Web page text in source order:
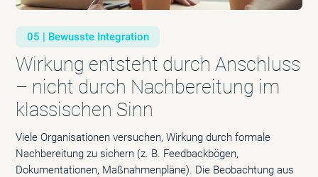
05 | Bewusste Integration
Wirkung entsteht durch Anschluss
– nicht durch Nachbereitung im
klassischen Sinn
Viele Organisationen versuchen, Wirkung durch formale
Nachbereitung zu sichern (z. B. Feedbackbögen,
Dokumentationen, Maßnahmenpläne). Die Beobachtung aus